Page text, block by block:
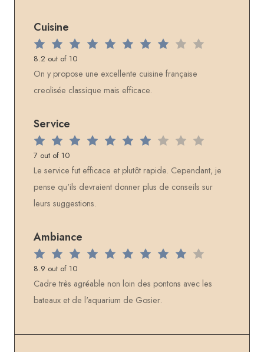
Cuisine
8.2 out of 10
On y propose une excellente cuisine française
creolisée classique mais efficace.
Service
7 out of 10
Le service fut efficace et plutôt rapide. Cependant, je
pense qu'ils devraient donner plus de conseils sur
leurs suggestions.
Ambiance
8.9 out of 10
Cadre très agréable non loin des pontons avec les
bateaux et de l'aquarium de Gosier.